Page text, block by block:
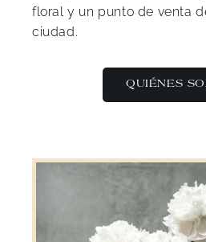
floral y un punto de venta
ciudad.
QUIÉNES